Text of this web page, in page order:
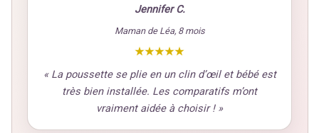
Jennifer C.
Maman de Léa, 8 mois
★★★★★
« La poussette se plie en un clin d’œil et bébé est
très bien installée. Les comparatifs m’ont
vraiment aidée à choisir ! »